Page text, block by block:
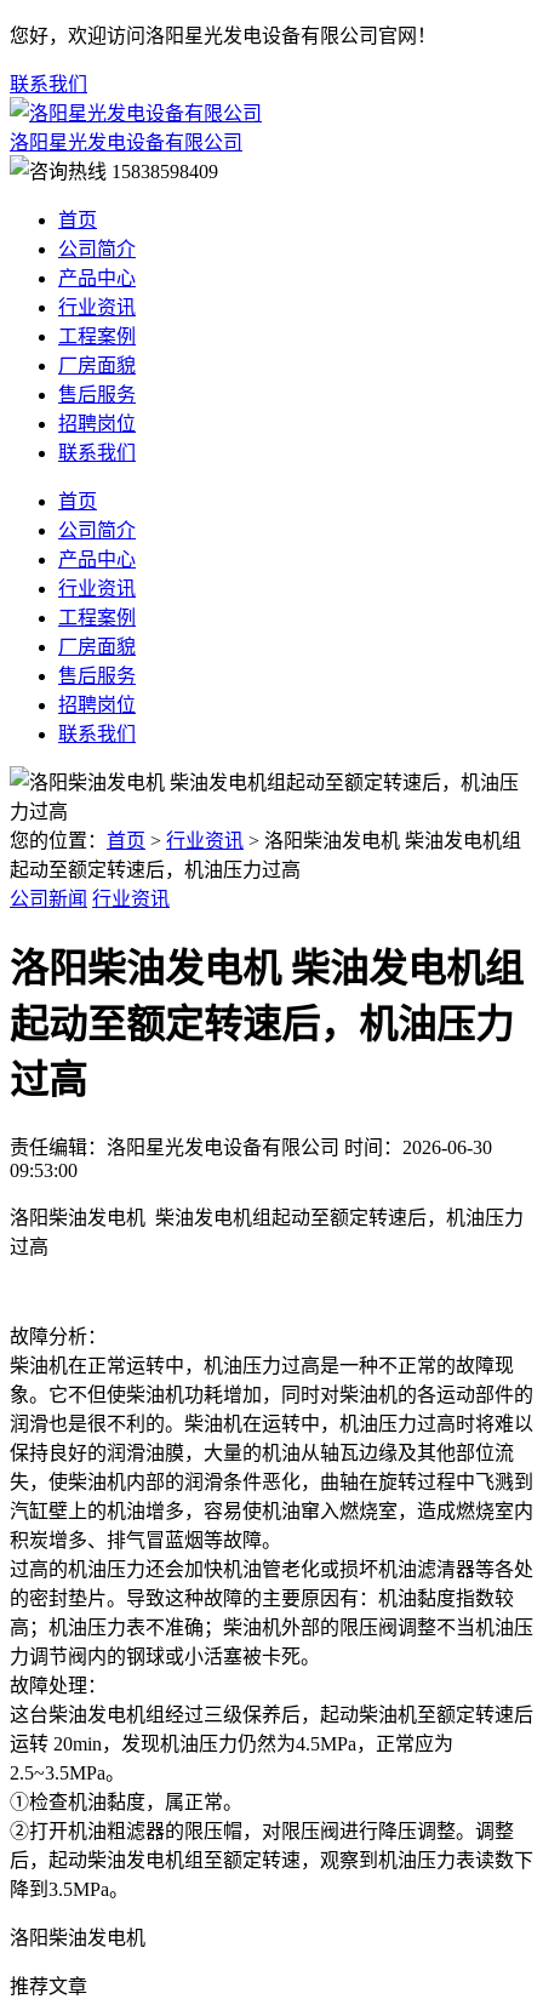
您好，欢迎访问洛阳星光发电设备有限公司官网！
联系我们
洛阳星光发电设备有限公司
15838598409
首页
公司简介
产品中心
行业资讯
工程案例
厂房面貌
售后服务
招聘岗位
联系我们
首页
公司简介
产品中心
行业资讯
工程案例
厂房面貌
售后服务
招聘岗位
联系我们
您的位置： 首页 > 行业资讯 > 洛阳柴油发电机 柴油发电机组
起动至额定转速后，机油压力过高
公司新闻 行业资讯
洛阳柴油发电机 柴油发电机组
起动至额定转速后，机油压力
过高
责任编辑：洛阳星光发电设备有限公司 时间：2026-06-30
09:53:00
洛阳柴油发电机 柴油发电机组起动至额定转速后，机油压力
过高
故障分析：
柴油机在正常运转中，机油压力过高是一种不正常的故障现
象。它不但使柴油机功耗增加，同时对柴油机的各运动部件的
润滑也是很不利的。柴油机在运转中，机油压力过高时将难以
保持良好的润滑油膜，大量的机油从轴瓦边缘及其他部位流
失，使柴油机内部的润滑条件恶化，曲轴在旋转过程中飞溅到
汽缸壁上的机油增多，容易使机油窜入燃烧室，造成燃烧室内
积炭增多、排气冒蓝烟等故障。
过高的机油压力还会加快机油管老化或损坏机油滤清器等各处
的密封垫片。导致这种故障的主要原因有：机油黏度指数较
高；机油压力表不准确；柴油机外部的限压阀调整不当机油压
力调节阀内的钢球或小活塞被卡死。
故障处理：
这台柴油发电机组经过三级保养后，起动柴油机至额定转速后
运转 20min，发现机油压力仍然为4.5MPa，正常应为
2.5~3.5MPa。
①检查机油黏度，属正常。
②打开机油粗滤器的限压帽，对限压阀进行降压调整。调整
后，起动柴油发电机组至额定转速，观察到机油压力表读数下
降到3.5MPa。
洛阳柴油发电机
推荐文章